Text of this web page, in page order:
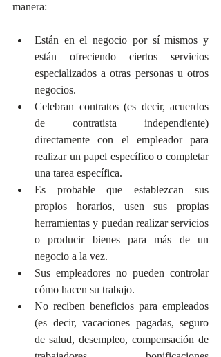
manera:
Están en el negocio por sí mismos y
están ofreciendo ciertos servicios
especializados a otras personas u otros
negocios.
Celebran contratos (es decir, acuerdos
de contratista independiente)
directamente con el empleador para
realizar un papel específico o completar
una tarea específica.
Es probable que establezcan sus
propios horarios, usen sus propias
herramientas y puedan realizar servicios
o producir bienes para más de un
negocio a la vez.
Sus empleadores no pueden controlar
cómo hacen su trabajo.
No reciben beneficios para empleados
(es decir, vacaciones pagadas, seguro
de salud, desempleo, compensación de